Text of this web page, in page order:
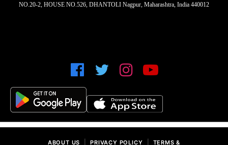
NO.20-2, HOUSE NO.526, DHANTOLI Nagpur, Maharashtra, India 440012